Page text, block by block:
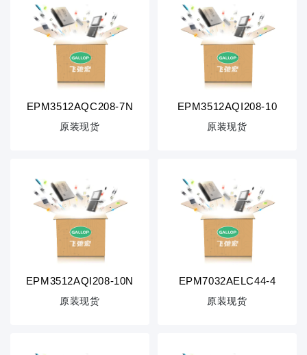
EPM3512AQC208-7N
原装现货
EPM3512AQI208-10
原装现货
EPM3512AQI208-10N
原装现货
EPM7032AELC44-4
原装现货